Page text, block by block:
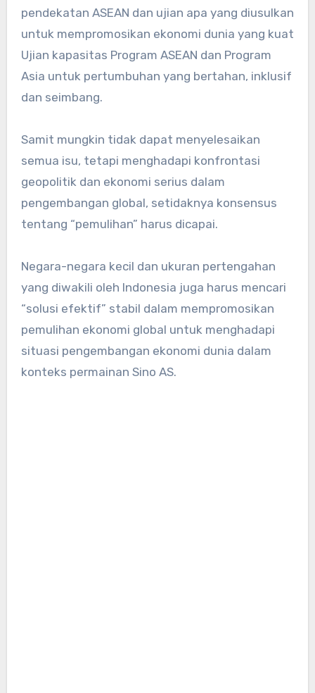
pendekatan ASEAN dan ujian apa yang diusulkan
untuk mempromosikan ekonomi dunia yang kuat
Ujian kapasitas Program ASEAN dan Program
Asia untuk pertumbuhan yang bertahan, inklusif
dan seimbang.
Samit mungkin tidak dapat menyelesaikan
semua isu, tetapi menghadapi konfrontasi
geopolitik dan ekonomi serius dalam
pengembangan global, setidaknya konsensus
tentang “pemulihan” harus dicapai.
Negara-negara kecil dan ukuran pertengahan
yang diwakili oleh Indonesia juga harus mencari
“solusi efektif” stabil dalam mempromosikan
pemulihan ekonomi global untuk menghadapi
situasi pengembangan ekonomi dunia dalam
konteks permainan Sino AS.